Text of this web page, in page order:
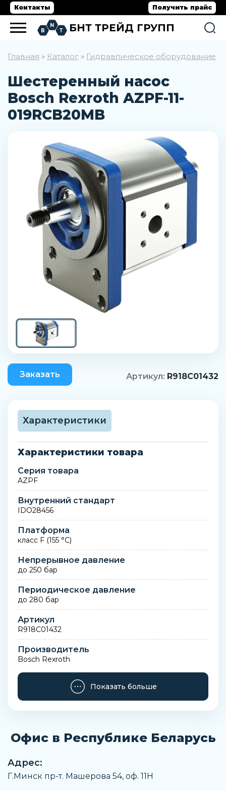
Контакты Получить прайс
БНТ ТРЕЙД ГРУПП
Главная » Каталог » Гидравлическое оборудование
Шестеренный насос
Bosch Rexroth AZPF-11-
019RCB20MB
Заказать Артикул: R918C01432
Характеристики
Характеристики товара
Серия товара
AZPF
Внутренний стандарт
IDO28456
Платформа
класс F (155 °C)
Непрерывное давление
до 250 бар
Периодическое давление
до 280 бар
Артикул
R918C01432
Производитель
Bosch Rexroth
Размер
Показать больше
Офис в Республике Беларусь
Адрес:
Г.Минск пр-т. Машерова 54, оф. 11H